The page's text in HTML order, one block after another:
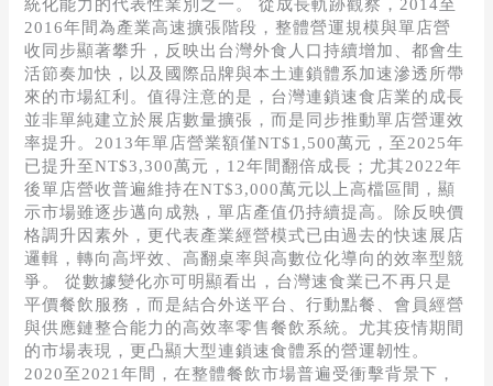
統化能力的代表性業別之一。 從成長軌跡觀察，2014至
2016年間為產業高速擴張階段，整體營運規模與單店營
收同步顯著攀升，反映出台灣外食人口持續增加、都會生
活節奏加快，以及國際品牌與本土連鎖體系加速滲透所帶
來的市場紅利。值得注意的是，台灣連鎖速食店業的成長
並非單純建立於展店數量擴張，而是同步推動單店營運效
率提升。2013年單店營業額僅NT$1,500萬元，至2025年
已提升至NT$3,300萬元，12年間翻倍成長；尤其2022年
後單店營收普遍維持在NT$3,000萬元以上高檔區間，顯
示市場雖逐步邁向成熟，單店產值仍持續提高。除反映價
格調升因素外，更代表產業經營模式已由過去的快速展店
邏輯，轉向高坪效、高翻桌率與高數位化導向的效率型競
爭。 從數據變化亦可明顯看出，台灣速食業已不再只是
平價餐飲服務，而是結合外送平台、行動點餐、會員經營
與供應鏈整合能力的高效率零售餐飲系統。尤其疫情期間
的市場表現，更凸顯大型連鎖速食體系的營運韌性。
2020至2021年間，在整體餐飲市場普遍受衝擊背景下，